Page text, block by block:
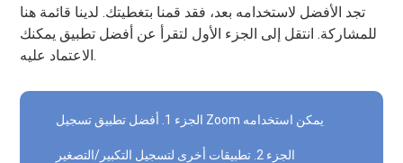
تجد الأفضل لاستخدامه بعد، فقد قمنا بتغطيتك. لدينا قائمة هنا
للمشاركة. انتقل إلى الجزء الأول لتقرأ عن أفضل تطبيق يمكنك
الاعتماد عليه.
الجزء 1. أفضل تطبيق تسجيل Zoom يمكن استخدامه
الجزء 2. تطبيقات أخرى لتسجيل التكبير/التصغير